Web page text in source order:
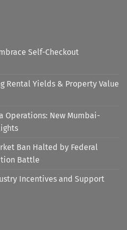
Self-Checkout
Rental Yields & Property Value
Operations: New Mumbai-
Ban Halted by Federal
Battle
Incentives and Support